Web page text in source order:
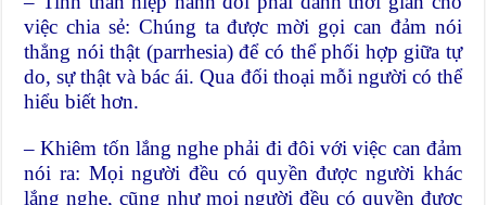
việc chia sẻ: Chúng ta được mời gọi can đảm nói
thẳng nói thật (parrhesia) để có thể phối hợp giữa tự
do, sự thật và bác ái. Qua đối thoại mỗi người có thể
hiểu biết hơn.
– Khiêm tốn lắng nghe phải đi đôi với việc can đảm
nói ra: Mọi người đều có quyền được người khác
lắng nghe, cũng như mọi người đều có quyền được